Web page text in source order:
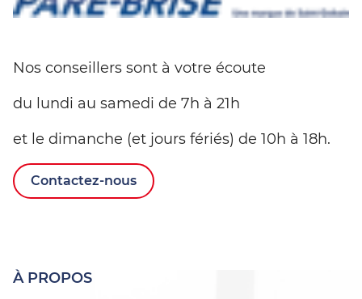
Nos conseillers sont à votre écoute
du lundi au samedi de 7h à 21h
et le dimanche (et jours fériés) de 10h à 18h.
Contactez-nous
À PROPOS